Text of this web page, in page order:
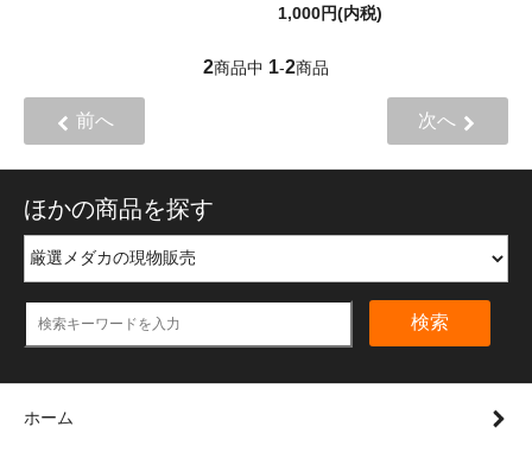
1,000円(内税)
2商品中 1-2商品
前へ 次へ
ほかの商品を探す
検索
ホーム